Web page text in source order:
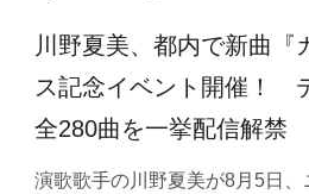
川野夏美、都内で新曲『
ス記念イベント開催！
全280曲を一挙配信解禁
演歌歌手の川野夏美が8月5日、